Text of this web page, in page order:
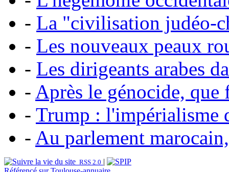
- La "civilisation judéo-
- Les nouveaux peaux
- Les dirigeants arabes
- Après le génocide, que
- Trump : l'impérialisme
- Au parlement
RSS 2.0 |